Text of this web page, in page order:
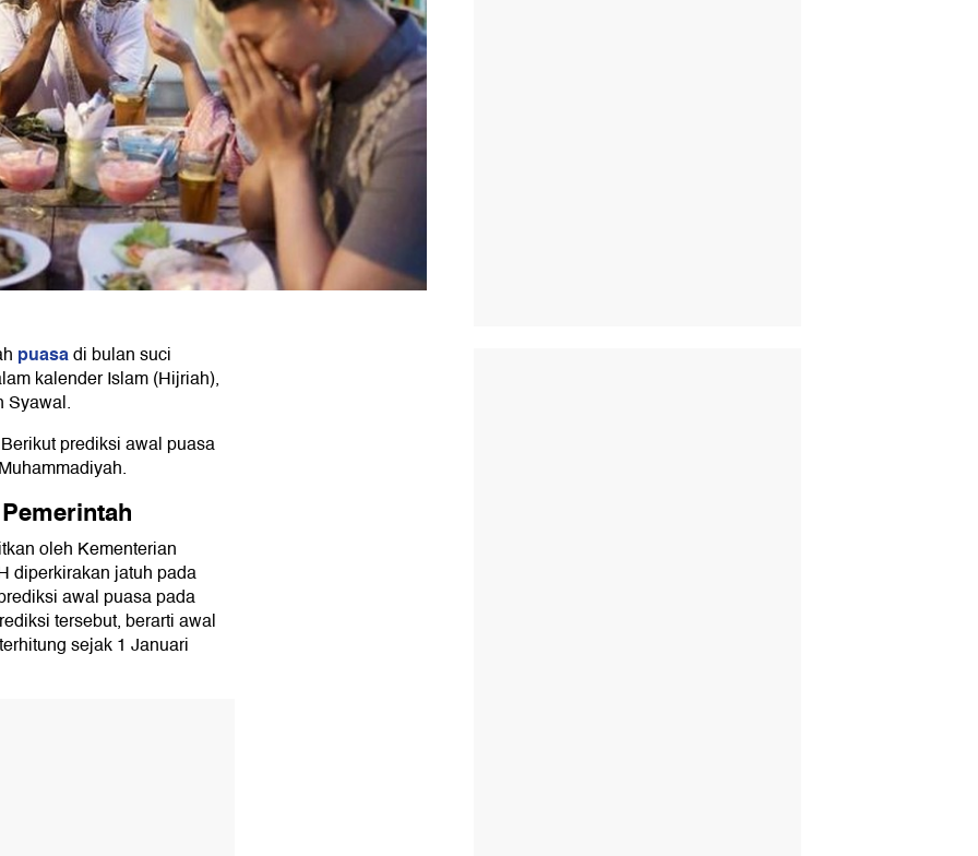
puasadi bulan suci
kalender Islam (Hijriah),
Syawal.
Berikut prediksi awal puasa
oleh Kementerian
diperkirakan jatuh pada
awal puasa pada
tersebut, berarti awal
sejak 1 Januari